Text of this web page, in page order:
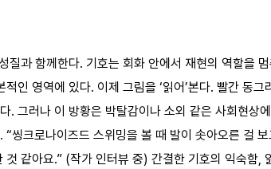
과 함께한다. 기호는 회화 안에서 재현의 역할을
인 영역에 있다. 이제 그림을 ‘읽어’본다. 빨간 동
그러나 이 방황은 박탈감이나 소외 같은 사회현상
크로나이즈드 스위밍을 볼 때 발이 솟아오른 걸
같아요.” (작가 인터뷰 중) 간결한 기호의 익숙함,